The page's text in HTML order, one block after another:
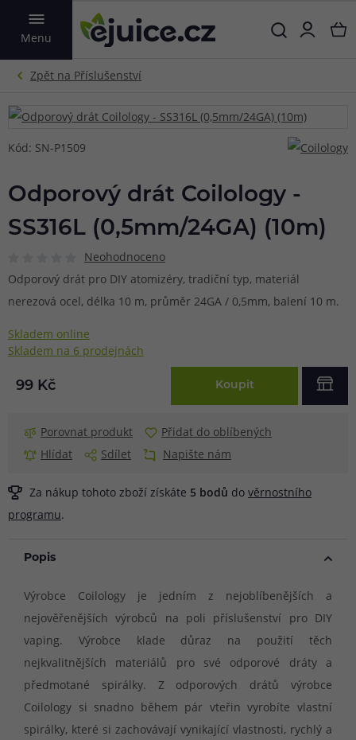
Menu
VYHLEDAT
Kód: SN-P1509
Odporový drát Coilology -
SS316L (0,5mm/24GA) (10m)
Neohodnoceno
Odporový drát pro DIY atomizéry, tradiční typ, materiál
nerezová ocel, délka 10 m, průměr 24GA / 0,5mm, balení 10 m.
Skladem online
Skladem na 6 prodejnách
99 Kč Koupit
Porovnat produkt
Přidat do oblíbených
Hlídat
Sdílet Napište nám
Za nákup tohoto zboží získáte 5 bodů do věrnostního
programu.
Popis
Výrobce Coilology je jedním z nejoblíbenějších a
nejověřenějších výrobců na poli příslušenství pro DIY
vaping. Výrobce klade důraz na použití těch
nejkvalitnějších materiálů pro své odporové dráty a
předmotané spirálky. Z odporových drátů výrobce
Coilology si snadno během pár vteřin vyrobíte vlastní
spirálky, které si zachovávají vynikající vlastnosti, rychlý a